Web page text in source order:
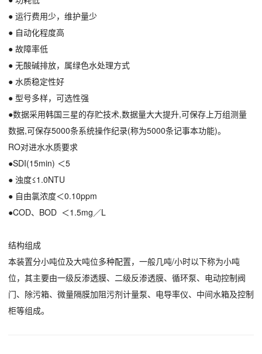
● 运行费用少，维护量少
● 自动化程度高
● 故障率低
● 无酸碱排放，属绿色水处理方式
● 水质稳定性好
● 型号多样，可选性强
●数据采用韩国三星的存贮技术,数据量大大提升,可保存上万组测量
数据,可保存5000条系统操作纪录(称为5000条记事本功能)。
RO对进水水质要求
●SDI(15min) ＜5
● 浊度≤1.0NTU
● 自由氯浓度＜0.10ppm
●COD、BOD ＜1.5mg／L
结构组成
本装置分小吨位及大吨位多种配置，一般几吨/小时以下称为小吨
位，其主要由一级反渗透膜、二级反渗透膜、循环泵、电动控制阀
门、除污箱、微量隔膜加阻污剂计量泵、电导率仪、中间水箱及控制
柜等组成。